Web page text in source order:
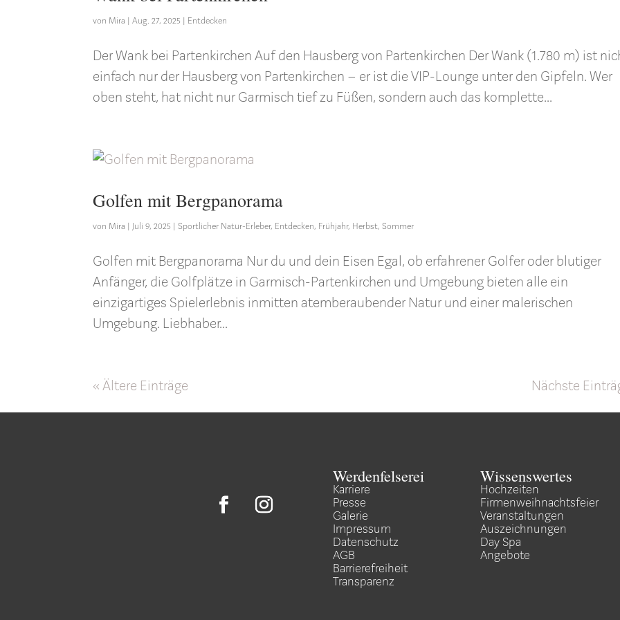
von Mira |Aug. 27, 2025 | Entdecken
Der Wank bei Partenkirchen Auf den Hausberg von Partenkirchen Der Wank (1.780 m) ist
einfach nur der Hausberg von Partenkirchen – er ist die VIP-Lounge unter den Gipfeln. Wer
oben steht, hat nicht nur Garmisch tief zu Füßen, sondern auch das komplette...
Golfen mit Bergpanorama
von Mira | Juli 9, 2025 |Sportlicher Natur-Erleber, Entdecken, Frühjahr, Herbst,Sommer
Golfen mit Bergpanorama Nur du und dein Eisen Egal, ob erfahrener Golfer oder blutiger
Anfänger, die Golfplätze in Garmisch-Partenkirchen und Umgebung bieten alle ein
einzigartiges Spielerlebnis inmitten atemberaubender Natur und einer malerischen
Umgebung. Liebhaber...
« Ältere Einträge Nächste
Transparenz
Barrierefreiheit
AGB
Datenschutz
Impressum
Galerie
Presse
Karriere
Werdenfelserei
Angebote
Day Spa
Auszeichnungen
Veranstaltungen
Firmenweihnachtsfeier
Hochzeiten
Wissenswertes